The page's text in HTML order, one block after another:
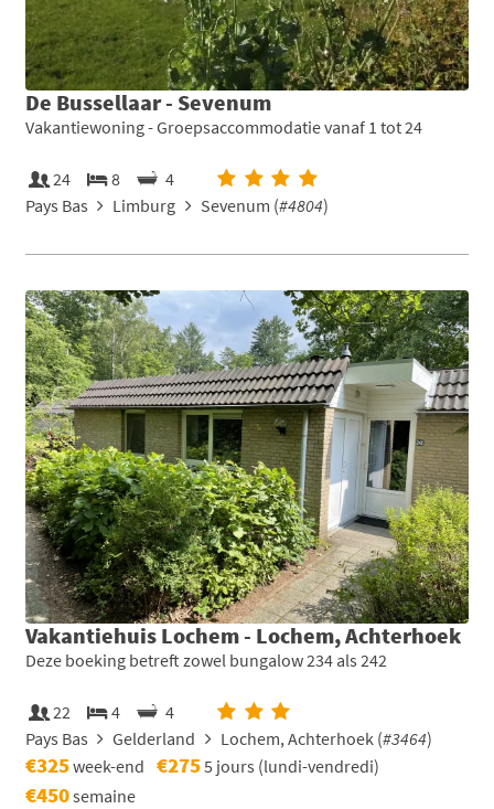
De Bussellaar - Sevenum
Vakantiewoning - Groepsaccommodatie vanaf 1 tot 24
24 8
4
Pays Bas
Limburg Sevenum (#4804)
Vakantiehuis Lochem - Lochem, Achterhoek
Deze boeking betreft zowel bungalow 234 als 242
22 4
4
Pays Bas
Gelderland Lochem, Achterhoek (#3464)
€325week-end €2755 jours (lundi-vendredi)
€450semaine